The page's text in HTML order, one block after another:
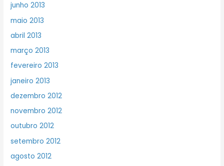
junho 2013
maio 2013
abril 2013
março 2013
fevereiro 2013
janeiro 2013
dezembro 2012
novembro 2012
outubro 2012
setembro 2012
agosto 2012